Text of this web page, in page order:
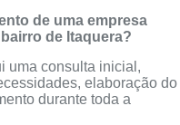
de uma empresa
de Itaquera?
uma consulta inicial,
elaboração do
durante toda a